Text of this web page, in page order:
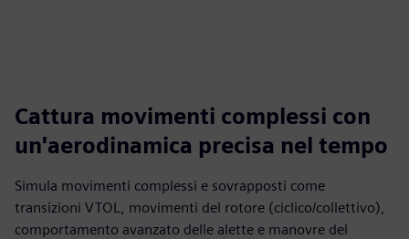
Cattura movimenti complessi con
un'aerodinamica precisa nel tempo
Simula movimenti complessi e sovrapposti come
transizioni VTOL, movimenti del rotore (ciclico/collettivo),
comportamento avanzato delle alette e manovre del